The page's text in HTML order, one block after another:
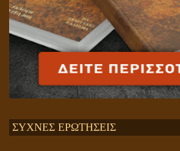
ΣΥΧΝΕΣ ΕΡΩΤΗΣΕΙΣ